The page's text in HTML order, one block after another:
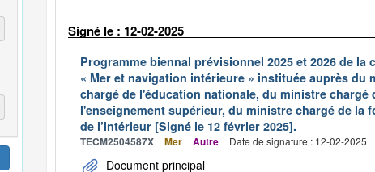
Signé le : 12-02-2025
Programme biennal prévisionnel 2025 et 2026 de
« Mer et navigation intérieure » instituée auprès du
chargé de l'éducation nationale, du ministre chargé
l'enseignement supérieur, du ministre chargé de
de l’intérieur [Signé le 12 février 2025].
TECM2504587X Mer Autre Date de signature : 12-02-2025
Document principal